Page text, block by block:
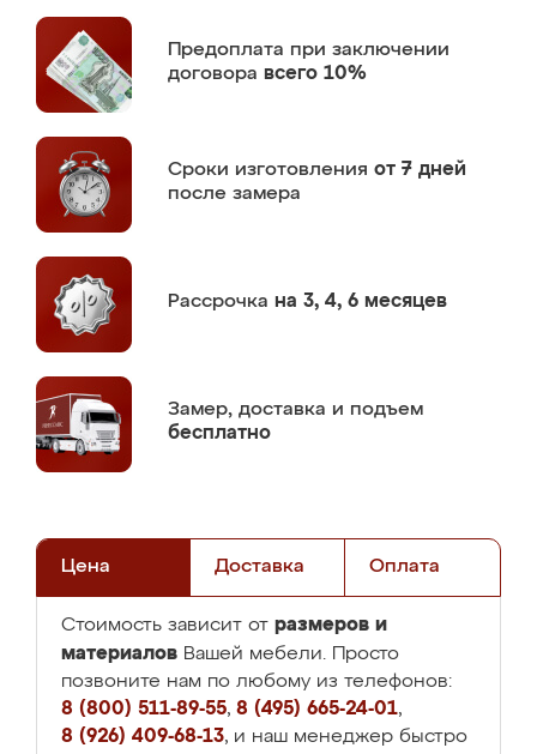
Предоплата при заключении
договора всего 10%
Сроки изготовления от 7 дней
после замера
Рассрочка на 3, 4, 6 месяцев
Замер, доставка и подъем
бесплатно
Цена Доставка Оплата
Стоимость зависит от размеров и
материалов Вашей мебели. Просто
позвоните нам по любому из телефонов:
8 (800) 511-89-55, 8 (495) 665-24-01,
8 (926) 409-68-13, и наш менеджер быстро